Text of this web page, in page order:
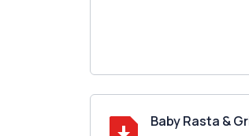
Baby Rasta &